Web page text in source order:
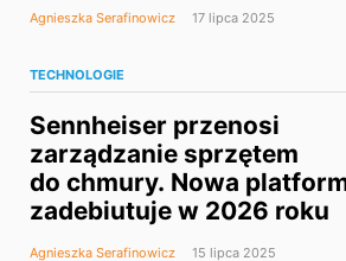
Agnieszka Serafinowicz 17 lipca 2025
TECHNOLOGIE
Sennheiser przenosi
zarządzanie sprzętem
do chmury. Nowa
zadebiutuje w 2026 roku
Agnieszka Serafinowicz 15 lipca 2025